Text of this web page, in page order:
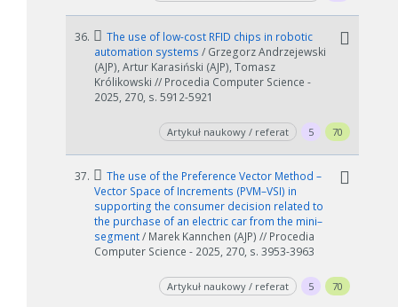
36.
The use of low-cost RFID chips in robotic
automation systems / Grzegorz Andrzejewski
(AJP), Artur Karasiński (AJP), Tomasz
Królikowski // Procedia Computer Science -
2025, 270, s. 5912-5921
Artykuł naukowy / referat 5 70
37.
The use of the Preference Vector Method –
Vector Space of Increments (PVM–VSI) in
supporting the consumer decision related to
the purchase of an electric car from the mini–
segment/ Marek Kannchen (AJP) // Procedia
Computer Science - 2025, 270, s. 3953-3963
Artykuł naukowy / referat 5 70